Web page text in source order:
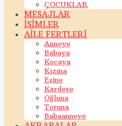
ÇOCUKLAR
MESAJLAR
İSİMLER
AİLE FERTLERİ
Anneye
Babaya
Kocaya
Kızına
Eşine
Kardeşe
Oğluna
Toruna
Babaanneye